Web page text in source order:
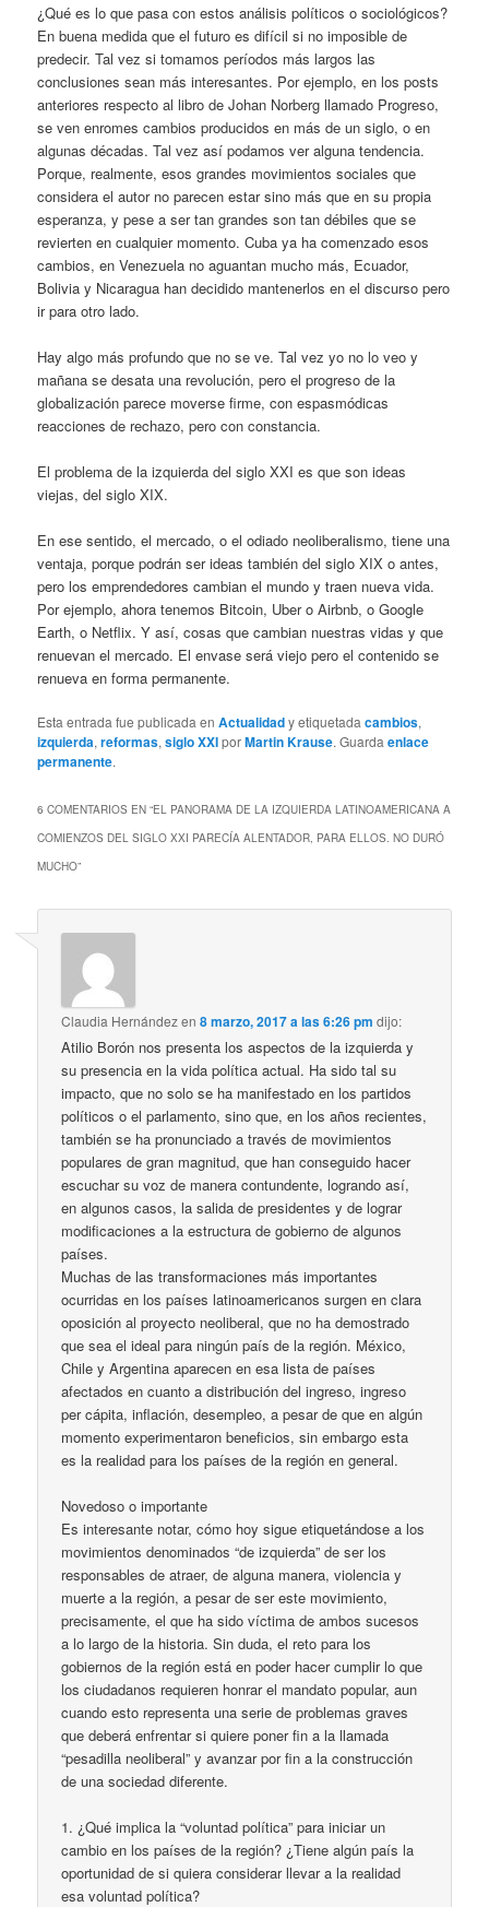
¿Qué es lo que pasa con estos análisis políticos o sociológicos?
En buena medida que el futuro es difícil si no imposible de
predecir. Tal vez si tomamos períodos más largos las
conclusiones sean más interesantes. Por ejemplo, en los posts
anteriores respecto al libro de Johan Norberg llamado Progreso,
se ven enromes cambios producidos en más de un siglo, o en
algunas décadas. Tal vez así podamos ver alguna tendencia.
Porque, realmente, esos grandes movimientos sociales que
considera el autor no parecen estar sino más que en su propia
esperanza, y pese a ser tan grandes son tan débiles que se
revierten en cualquier momento. Cuba ya ha comenzado esos
cambios, en Venezuela no aguantan mucho más, Ecuador,
Bolivia y Nicaragua han decidido mantenerlos en el discurso pero
ir para otro lado.
Hay algo más profundo que no se ve. Tal vez yo no lo veo y
mañana se desata una revolución, pero el progreso de la
globalización parece moverse firme, con espasmódicas
reacciones de rechazo, pero con constancia.
El problema de la izquierda del siglo XXI es que son ideas
viejas, del siglo XIX.
En ese sentido, el mercado, o el odiado neoliberalismo, tiene una
ventaja, porque podrán ser ideas también del siglo XIX o antes,
pero los emprendedores cambian el mundo y traen nueva vida.
Por ejemplo, ahora tenemos Bitcoin, Uber o Airbnb, o Google
Earth, o Netflix. Y así, cosas que cambian nuestras vidas y que
renuevan el mercado. El envase será viejo pero el contenido se
renueva en forma permanente.
Esta entrada fue publicada enActualidady etiquetadacambios,
izquierda,reformas,siglo XXIporMartin Krause. Guardaenlace
permanente.
6 COMENTARIOS EN “EL PANORAMA DE LA IZQUIERDA LATINOAMERICANA A
COMIENZOS DEL SIGLO XXI PARECÍA ALENTADOR, PARA ELLOS. NO DURÓ
MUCHO”
Claudia Hernándezen8 marzo, 2017 a las 6:26 pm dijo:
Atilio Borón nos presenta los aspectos de la izquierda y
su presencia en la vida política actual. Ha sido tal su
impacto, que no solo se ha manifestado en los partidos
políticos o el parlamento, sino que, en los años recientes,
también se ha pronunciado a través de movimientos
populares de gran magnitud, que han conseguido hacer
escuchar su voz de manera contundente, logrando así,
en algunos casos, la salida de presidentes y de lograr
modificaciones a la estructura de gobierno de algunos
países.
Muchas de las transformaciones más importantes
ocurridas en los países latinoamericanos surgen en clara
oposición al proyecto neoliberal, que no ha demostrado
que sea el ideal para ningún país de la región. México,
Chile y Argentina aparecen en esa lista de países
afectados en cuanto a distribución del ingreso, ingreso
per cápita, inflación, desempleo, a pesar de que en algún
momento experimentaron beneficios, sin embargo esta
es la realidad para los países de la región en general.
Novedoso o importante
Es interesante notar, cómo hoy sigue etiquetándose a los
movimientos denominados “de izquierda” de ser los
responsables de atraer, de alguna manera, violencia y
muerte a la región, a pesar de ser este movimiento,
precisamente, el que ha sido víctima de ambos sucesos
a lo largo de la historia. Sin duda, el reto para los
gobiernos de la región está en poder hacer cumplir lo que
los ciudadanos requieren honrar el mandato popular, aun
cuando esto representa una serie de problemas graves
que deberá enfrentar si quiere poner fin a la llamada
“pesadilla neoliberal” y avanzar por fin a la construcción
de una sociedad diferente.
1. ¿Qué implica la “voluntad política” para iniciar un
cambio en los países de la región? ¿Tiene algún país la
oportunidad de si quiera considerar llevar a la realidad
esa voluntad política?